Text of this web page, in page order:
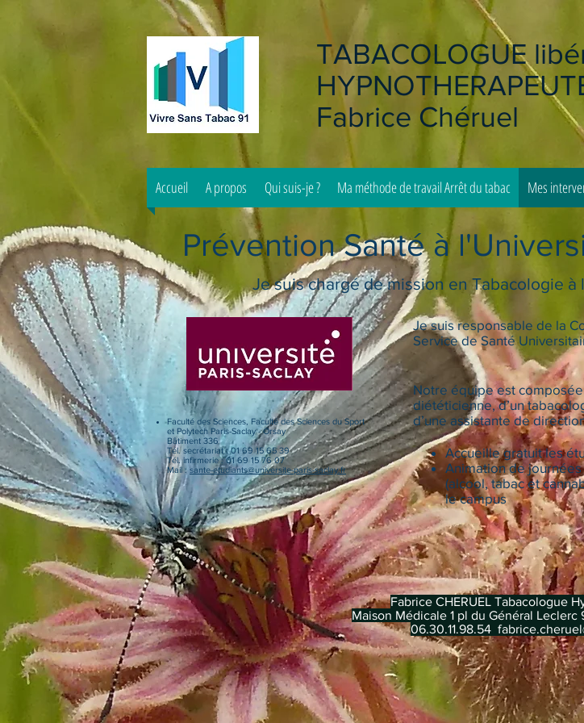
TABACOLOGUE
Fabrice Chéruel
Accueil A propos Qui suis-je ? Ma méthode de travail Arrêt du tabac Mes
Prévention Santé à
Je suis chargé de mission en Tabacologie à
Faculté des Sciences, Faculté des Sciences du Sport
et Polytech Paris-Saclay - Orsay
Bâtiment 336
Tél. secrétariat : 01 69 15 65 39
Tél. infirmerie : 01 69 15 76 07
Mail : sante-etudiants@universite-paris-saclay.fr
Je suis responsable de la
Service de Santé
Notre équipe est
diététicienne, d’un
d’une assistante de
Accueille gratuit les
Animation de
(alcool, tabac et
le campus
Fabrice CHERUEL Tabacologue
Maison Médicale 1 pl du Général Leclerc
06.30.11.98.54